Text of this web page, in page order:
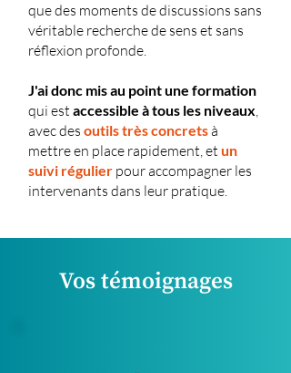
que des moments de discussions sans
véritable recherche de sens et sans
réflexion profonde.
J'ai donc mis au point une formation
qui est accessible à tous les niveaux,
avec des outils très concretsà
mettre en place rapidement, et un
suivi régulier pour accompagner les
intervenants dans leur pratique.
Vos témoignages